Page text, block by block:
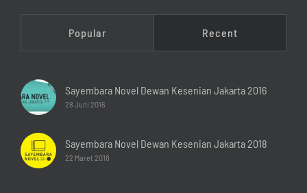
Popular Recent
Sayembara Novel Dewan Kesenian Jakarta 2016
28 Juni 2016
Sayembara Novel Dewan Kesenian Jakarta 2018
22 Maret 2018